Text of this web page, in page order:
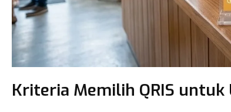
Kriteria Memilih QRIS untuk